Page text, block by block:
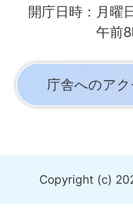
開庁日時：月曜
午前
庁舎へのアク
Copyright (c)